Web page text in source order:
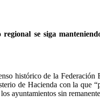
se siga
histórico de la
de Hacienda con la que
ayuntamientos sin